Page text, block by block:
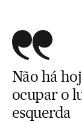
Não há
ocupar o
esquerda